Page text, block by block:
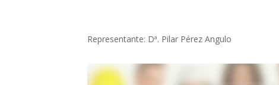
Representante: Dª. Pilar Pérez Angulo